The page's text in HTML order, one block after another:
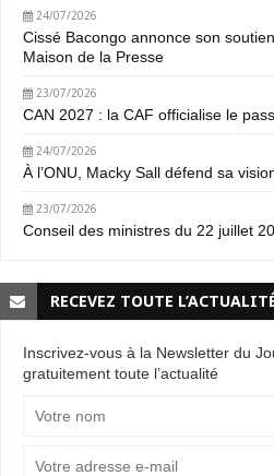
24/07/2026
Cissé Bacongo annonce son
Maison de la Presse
23/07/2026
CAN 2027 : la CAF officialise le
24/07/2026
À l’ONU, Macky Sall défend sa
23/07/2026
Conseil des ministres du 22 juillet
RECEVEZ TOUTE
Inscrivez-vous à la Newsletter du
gratuitement toute l’actualité